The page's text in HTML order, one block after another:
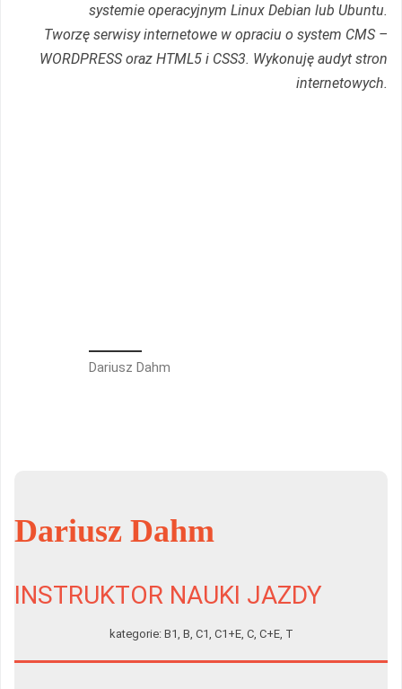
systemie operacyjnym Linux Debian lub Ubuntu.
Tworzę serwisy internetowe w opraciu o system CMS –
WORDPRESS oraz HTML5 i CSS3. Wykonuję audyt stron
internetowych.
Dariusz Dahm
Dariusz Dahm
INSTRUKTOR NAUKI JAZDY
kategorie: B1, B, C1, C1+E, C, C+E, T